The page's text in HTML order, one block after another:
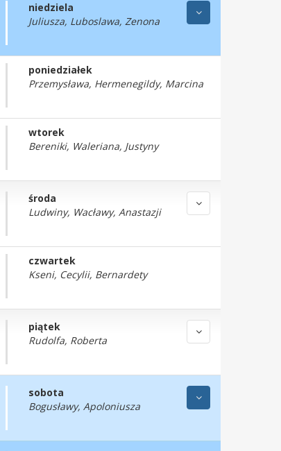
niedziela
Juliusza, Luboslawa, Zenona
poniedziałek
Przemysława, Hermenegildy, Marcina
wtorek
Bereniki, Waleriana, Justyny
środa
Ludwiny, Wacławy, Anastazji
czwartek
Kseni, Cecylii, Bernardety
piątek
Rudolfa, Roberta
sobota
Bogusławy, Apoloniusza